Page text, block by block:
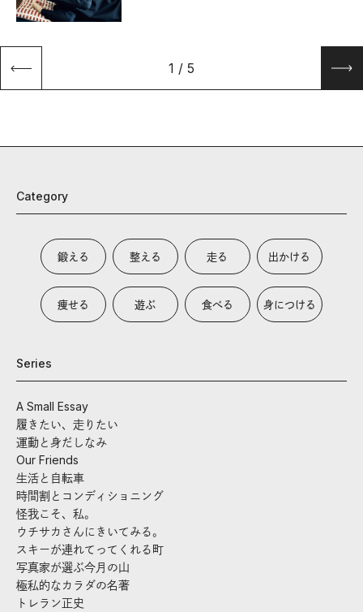
1 / 5
Category
鍛える 整える 走る 出かける
痩せる 遊ぶ 食べる 身につける
Series
A Small Essay
履きたい、走りたい
運動と身だしなみ
Our Friends
生活と自転車
時間割とコンディショニング
怪我こそ、私。
ウチサカさんにきいてみる。
スキーが連れてってくれる町
写真家が選ぶ今月の山
極私的なカラダの名著
トレラン正史